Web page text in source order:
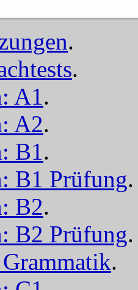
.
.
A1.
A2.
B1.
B1 Prüfung.
B2.
B2 Prüfung.
.